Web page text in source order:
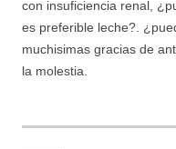
con insuficiencia renal,
es preferible leche?.
muchisimas gracias de
la molestia.